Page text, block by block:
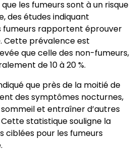
les fumeurs sont à un risque
des études indiquant
fumeurs rapportent éprouver
Cette prévalence est
que celle des non-fumeurs,
de 10 à 20 %.
que près de la moitié de
des symptômes nocturnes,
et entraîner d’autres
statistique souligne la
ciblées pour les fumeurs